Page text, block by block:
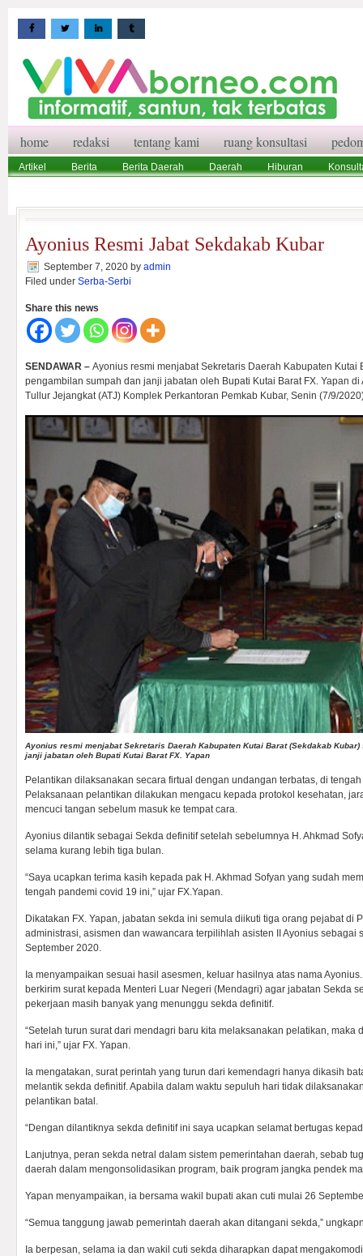
home redaksi tentang kami ruang konsultasi
Artikel Berita Berita Daerah Daerah Hiburan
Ayonius Resmi Jabat Sekdakab Kubar
September 7, 2020 by admin
Filed under Serba-Serbi
Share this news
SENDAWAR – Ayonius resmi menjabat Sekretaris Daerah Kabupaten Kutai
pengambilan sumpah dan janji jabatan oleh Bupati Kutai Barat FX. Yapan di
Tullur Jejangkat (ATJ) Komplek Perkantoran Pemkab Kubar, Senin (7/9/
Ayonius resmi menjabat Sekretaris Daerah Kabupaten Kutai Barat (Sekdakab
janji jabatan oleh Bupati Kutai Barat FX. Yapan
Pelantikan dilaksanakan secara firtual dengan undangan terbatas, di
Pelaksanaan pelantikan dilakukan mengacu kepada protokol kesehatan,
mencuci tangan sebelum masuk ke tempat cara.
Ayonius dilantik sebagai Sekda definitif setelah sebelumnya H. Ahkmad
selama kurang lebih tiga bulan.
“Saya ucapkan terima kasih kepada pak H. Akhmad Sofyan yang sudah
tengah pandemi covid 19 ini,” ujar FX.Yapan.
Dikatakan FX. Yapan, jabatan sekda ini semula diikuti tiga orang pejabat di
administrasi, asismen dan wawancara terpilihlah asisten II Ayonius sebagai
September 2020.
Ia menyampaikan sesuai hasil asesmen, keluar hasilnya atas nama
berkirim surat kepada Menteri Luar Negeri (Mendagri) agar jabatan Sekda
pekerjaan masih banyak yang menunggu sekda definitif.
“Setelah turun surat dari mendagri baru kita melaksanakan pelatikan, maka
hari ini,” ujar FX. Yapan.
Ia mengatakan, surat perintah yang turun dari kemendagri hanya dikasih
melantik sekda definitif. Apabila dalam waktu sepuluh hari tidak
pelantikan batal.
“Dengan dilantiknya sekda definitif ini saya ucapkan selamat bertugas
Lanjutnya, peran sekda netral dalam sistem pemerintahan daerah, sebab
daerah dalam mengonsolidasikan program, baik program jangka pendek
Yapan menyampaikan, ia bersama wakil bupati akan cuti mulai 26
“Semua tanggung jawab pemerintah daerah akan ditangani sekda,”
Ia berpesan, selama ia dan wakil cuti sekda diharapkan dapat